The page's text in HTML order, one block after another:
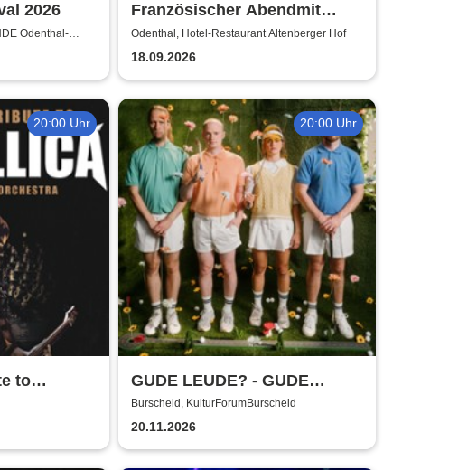
2026
Odenthal-
Französischer Abendmit
Entre nous
Odenthal, Hotel-Restaurant Altenberger Hof
18.09.2026
20:00 Uhr
to
20:00 Uhr
GUDE LEUDE? - GUDE
SHOW!
Burscheid, KulturForumBurscheid
20.11.2026